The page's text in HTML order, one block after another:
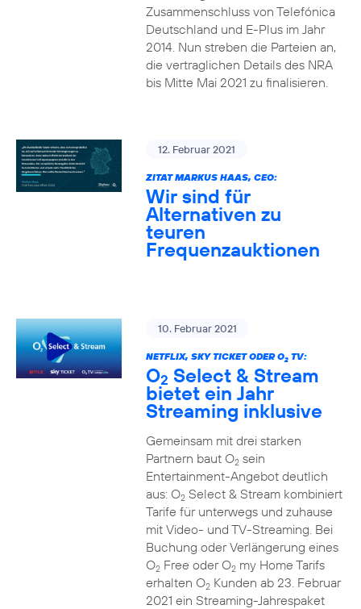
Zusammenschluss von Telefónica
Deutschland und E-Plus im Jahr
2014. Nun streben die Parteien an,
die vertraglichen Details des NRA
bis Mitte Mai 2021 zu finalisieren.
12. Februar 2021
ZITAT MARKUS HAAS, CEO:
Wir sind für
Alternativen zu
teuren
Frequenzauktionen
10. Februar 2021
NETFLIX, SKY TICKET ODER O2TV:
O2 Select & Stream
bietet ein Jahr
Streaming inklusive
Gemeinsam mit drei starken
Partnern baut O2sein
Entertainment-Angebot deutlich
aus: O2Select & Stream kombiniert
Tarife für unterwegs und zuhause
mit Video- und TV-Streaming. Bei
Buchung oder Verlängerung eines
O2Free oder O2my Home Tarifs
erhalten O2Kunden ab 23. Februar
2021 ein Streaming-Jahrespaket